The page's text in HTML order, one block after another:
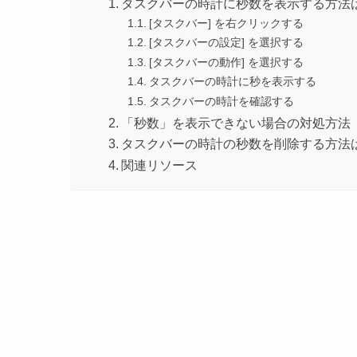
タスクバーの時計に秒数を表示する方法
[タスクバー] を右クリックする
[タスクバーの設定] を選択する
[タスクバーの動作] を選択する
タスクバーの時計に秒を表示する
タスクバーの時計を確認する
「秒数」を表示できない場合の対処方法
タスクバーの時計の秒数を削除する方法
関連リソース